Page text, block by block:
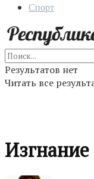
Спорт
Результатов нет
Читать все